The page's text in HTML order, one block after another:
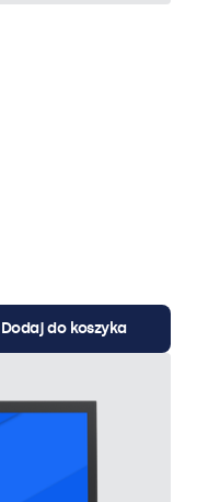
Dodaj do koszyka